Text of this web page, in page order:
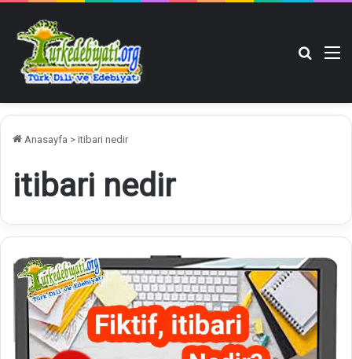
Anasayfa > itibari nedir
itibari nedir